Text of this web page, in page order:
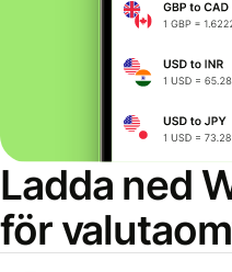
Ladda ned
för